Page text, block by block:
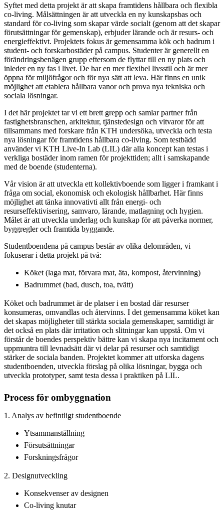
Syftet med detta projekt är att skapa framtidens hållbara och flexibla
co-living. Målsättningen är att utveckla en ny kunskapsbas och
standard för co-living som skapar värde socialt (genom att det skapar
förutsättningar för gemenskap), erbjuder lärande och är resurs- och
energieffektivt. Projektets fokus är gemensamma kök och badrum i
student- och forskarbostäder på campus. Studenter är generellt en
förändringsbenägen grupp eftersom de flyttar till en ny plats och
inleder en ny fas i livet. De har en mer flexibel livsstil och är mer
öppna för miljöfrågor och för nya sätt att leva. Här finns en unik
möjlighet att etablera hållbara vanor och prova nya tekniska och
sociala lösningar.
I det här projektet tar vi ett brett grepp och samlar partner från
fastighetsbranschen, arkitektur, tjänstedesign och vitvaror för att
tillsammans med forskare från KTH undersöka, utveckla och testa
nya lösningar för framtidens hållbara co-living. Som testbädd
använder vi KTH Live-In Lab (LIL) där alla koncept kan testas i
verkliga bostäder inom ramen för projekttiden; allt i samskapande
med de boende (studenterna).
Vår vision är att utveckla ett kollektivboende som ligger i framkant i
fråga om social, ekonomisk och ekologisk hållbarhet. Här finns
möjlighet att tänka innovativti allt från energi- och
resurseffektivisering, samvaro, lärande, matlagning och hygien.
Målet är att utveckla underlag och kunskap för att påverka normer,
byggregler och framtida byggande.
Studentboendena på campus består av olika delområden, vi
fokuserar i detta projekt på två:
Köket (laga mat, förvara mat, äta, kompost, återvinning)
Badrummet (bad, dusch, toa, tvätt)
Köket och badrummet är de platser i en bostad där resurser
konsumeras, omvandlas och återvinns. I det gemensamma köket kan
det skapas möjligheter till stärkta sociala gemenskaper, samtidigt är
det också en plats där irritation och slitningar kan uppstå. Om vi
förstår de boendes perspektiv bättre kan vi skapa nya incitament och
uppmuntra till levnadsätt där vi delar på resurser och samtidigt
stärker de sociala banden. Projektet kommer att utforska dagens
studentboenden, utveckla förslag på olika lösningar, bygga och
utveckla prototyper, samt testa dessa i praktiken på LIL.
Process för ombyggnation
1. Analys av befintligt studentboende
Ytsammanställning
Försutsättningar
Forskningsfrågor
2. Designutveckling
Konsekvenser av designen
Co-living knutar